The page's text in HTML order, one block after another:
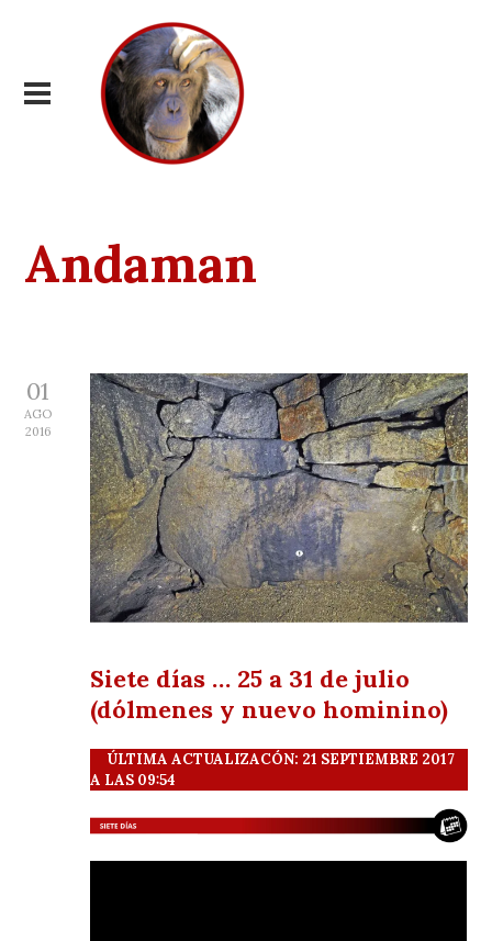
Andaman
01
AGO
2016
Siete días … 25 a 31 de julio
(dólmenes y nuevo hominino)
ÚLTIMA ACTUALIZACÓN: 21 SEPTIEMBRE 2017
A LAS 09:54